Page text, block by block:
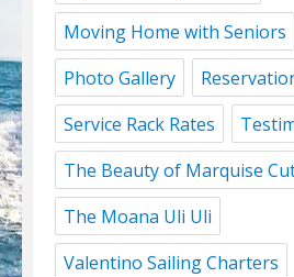
Moving Home with Seniors
Photo Gallery
Service Rack Rates
The Beauty of Marquise
The Moana Uli Uli
Valentino Sailing Charters